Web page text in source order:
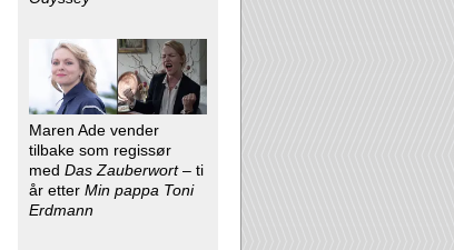
Maren Ade vender
tilbake som regissør
med Das Zauberwort– ti
år etter Min pappa Toni
Erdmann